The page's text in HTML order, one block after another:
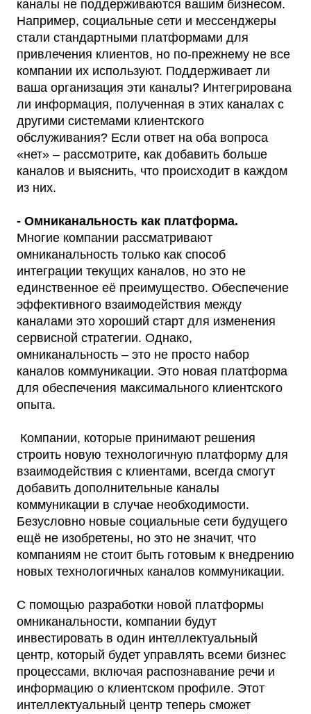
каналы не поддерживаются вашим бизнесом.
Например, социальные сети и мессенджеры
стали стандартными платформами для
привлечения клиентов, но по-прежнему не все
компании их используют. Поддерживает ли
ваша организация эти каналы? Интегрирована
ли информация, полученная в этих каналах с
другими системами клиентского
обслуживания? Если ответ на оба вопроса
«нет» – рассмотрите, как добавить больше
каналов и выяснить, что происходит в каждом
из них.
- Омниканальность как платформа.
Многие компании рассматривают
омниканальность только как способ
интеграции текущих каналов, но это не
единственное её преимущество. Обеспечение
эффективного взаимодействия между
каналами это хороший старт для изменения
сервисной стратегии. Однако,
омниканальность – это не просто набор
каналов коммуникации. Это новая платформа
для обеспечения максимального клиентского
опыта.
Компании, которые принимают решения
строить новую технологичную платформу для
взаимодействия с клиентами, всегда смогут
добавить дополнительные каналы
коммуникации в случае необходимости.
Безусловно новые социальные сети будущего
ещё не изобретены, но это не значит, что
компаниям не стоит быть готовым к внедрению
новых технологичных каналов коммуникации.
С помощью разработки новой платформы
омниканальности, компании будут
инвестировать в один интеллектуальный
центр, который будет управлять всеми бизнес
процессами, включая распознавание речи и
информацию о клиентском профиле. Этот
интеллектуальный центр теперь сможет